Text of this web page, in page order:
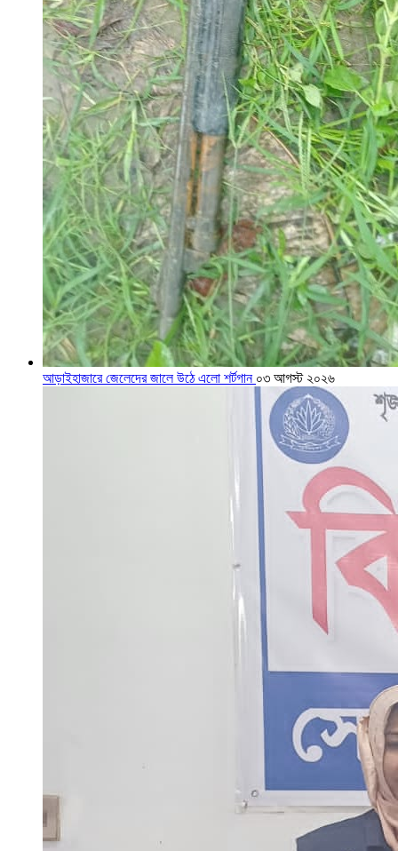
আড়াইহাজারে জেলেদের জালে উঠে এলো শর্টগান ০৩ আগস্ট ২০২৬